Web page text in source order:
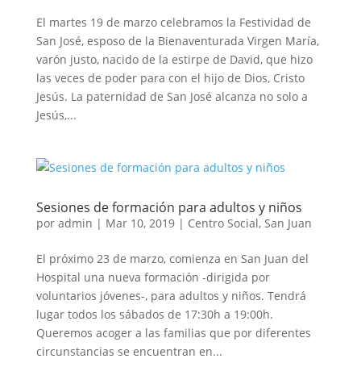
El martes 19 de marzo celebramos la Festividad de
San José, esposo de la Bienaventurada Virgen María,
varón justo, nacido de la estirpe de David, que hizo
las veces de poder para con el hijo de Dios, Cristo
Jesús. La paternidad de San José alcanza no solo a
Jesús,...
Sesiones de formación para adultos y niños
por admin | Mar 10, 2019| Centro Social, San Juan
El próximo 23 de marzo, comienza en San Juan del
Hospital una nueva formación -dirigida por
voluntarios jóvenes-, para adultos y niños. Tendrá
lugar todos los sábados de 17:30h a 19:00h.
Queremos acoger a las familias que por diferentes
circunstancias se encuentran en...